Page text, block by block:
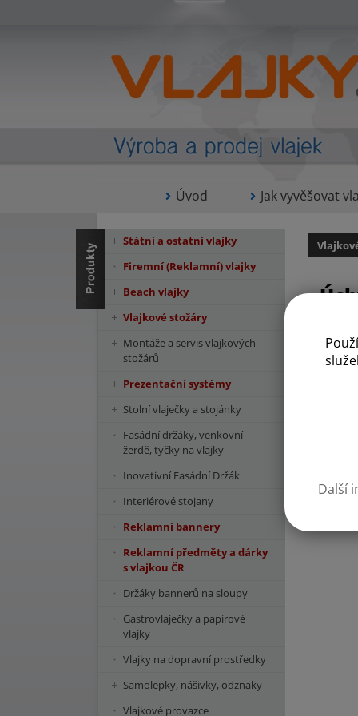
Další
Úvod Jak vyvěšovat
Státní a ostatní vlajky
Firemní (Reklamní) vlajky
Beach vlajky
Vlajkové stožáry
Montáže a servis vlajkových
stožárů
Prezentační systémy
Stolní vlaječky a stojánky
Fasádní držáky, venkovní
žerdě, tyčky na vlajky
Inovativní Fasádní Držák
Interiérové stojany
Reklamní bannery
Reklamní předměty a dárky
s vlajkou ČR
Držáky bannerů na sloupy
Gastrovlaječky a papírové
vlajky
Vlajky na dopravní prostředky
Samolepky, nášivky, odznaky
Vlajkové provazce